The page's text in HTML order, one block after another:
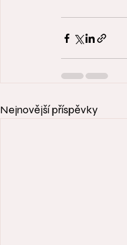
Nejnovější příspěvky